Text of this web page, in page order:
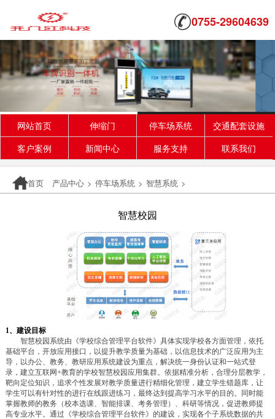
0755-29604639
网站首页 伸缩门 停车场系统
交通配套设施
客户案例
新闻中心 服务支持 联系我们
首页 产品中心 > 停车场系统 > 智慧系统 >
智慧校园
1、建设目标
智慧校园系统由《学校综合管理平台软件》具体实现学校各方面管理，依托
基础平台，开放应用接口，以提升教学质量为基础，以信息技术的广泛应用为主
导，以办公、教务、教研应用系统建设为重点，解决统一身份认证和一站式登
录，建立互联网+教育的学校智慧校园应用集群。依据精准分析，合理分层教学，
靶向定位知识，追求个性发展对教学质量进行精细化管理，建立学生错题库，让
学生可以有针对性的进行在线跟进练习，最终达到提高学习水平的目的。同时能
掌握教师的教务（校本选课、智能排课、考务管理）、科研等情况，促进教师提
高专业水平。通过《学校综合管理平台软件》的建设，实现各个子系统数据的共